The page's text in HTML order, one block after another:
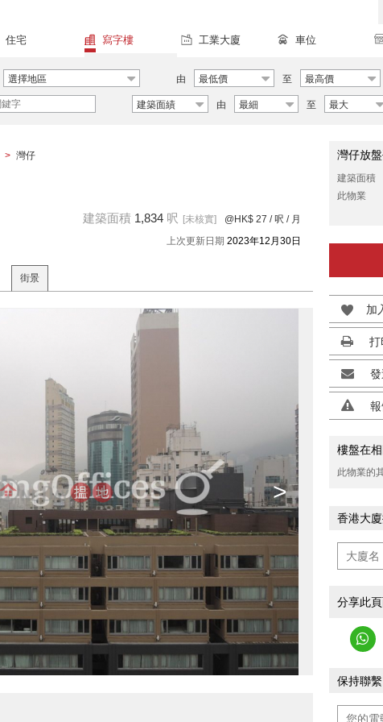
住宅 寫字樓 工業大廈 車位
選擇地區 由 最低價 至 最高價
建築面績 由 最細 至 最大
> 灣仔
建築面積 1,834 呎 [未核實] @HK$ 27 / 呎 / 月
上次更新日期 2023年12月30日
街景
>
灣仔放
建築面積
此物業
加
打
樓盤在
此物業的
香港大
分享此
保持聯繫